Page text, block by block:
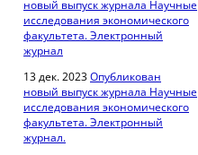
новый выпуск журнала Научные
исследования экономического
факультета. Электронный
журнал
13 дек. 2023Опубликован
новый выпуск журнала Научные
исследования экономического
факультета. Электронный
журнал.